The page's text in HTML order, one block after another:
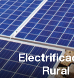
Rural